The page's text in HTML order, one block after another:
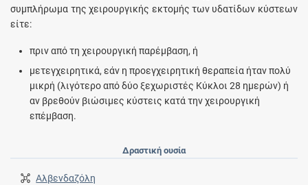
συμπλήρωμα της χειρουργικής εκτομής των υδατίδων κύστεων
είτε:
πριν από τη χειρουργική παρέμβαση, ή
μετεγχειρητικά, εάν η προεγχειρητική θεραπεία ήταν πολύ
μικρή (λιγότερο από δύο ξεχωριστές Κύκλοι 28 ημερών) ή
αν βρεθούν βιώσιμες κύστεις κατά την χειρουργική
επέμβαση.
Δραστική ουσία
Αλβενδαζόλη